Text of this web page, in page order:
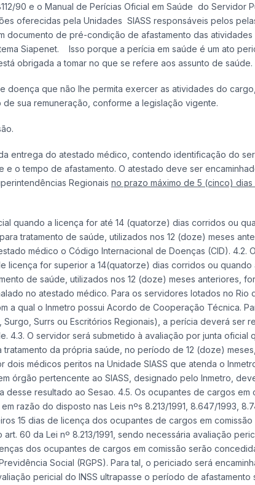
90 e o Manual de Perícias Oficial em Saúde do Servidor
oferecidas pela Unidades SIASS responsáveis pelos
de pré-condição de afastamento das atividades
Siapenet. Isso porque a perícia em saúde é um ato
obrigada a tomar no que se refere aos assunto de saúde.
que não lhe permita exercer as atividades do
sua remuneração, conforme a legislação vigente.
entrega do atestado médico, contendo identificação do
o tempo de afastamento. O atestado deve ser
Regionais no prazo máximo de 5 (cinco)
quando a licença for até 14 (quatorze) dias corridos ou
tratamento de saúde, utilizados nos 12 (doze) meses
médico o Código Internacional de Doenças (CID). 4.2.
for superior a 14(quatorze) dias corridos ou quando
de saúde, utilizados nos 12 (doze) meses anteriores,
no atestado médico. Para os servidores lotados no Rio
a qual o Inmetro possui Acordo de Cooperação Técnica.
Surrs ou Escritórios Regionais), a perícia deverá ser
4.3. O servidor será submetido à avaliação por junta oficial
da própria saúde, no período de 12 (doze)
médicos peritos na Unidade SIASS que atenda o
órgão pertencente ao SIASS, designado pelo Inmetro,
resultado ao Sesao. 4.5. Os ocupantes de cargos em
razão do disposto nas Leis nºs 8.213/1991, 8.647/1993,
15 dias de licença dos ocupantes de cargos em comissão
60 da Lei nº 8.213/1991, sendo necessária avaliação
dos ocupantes de cargos em comissão serão
Social (RGPS). Para tal, o periciado será
pericial do INSS ultrapasse o período de afastamento